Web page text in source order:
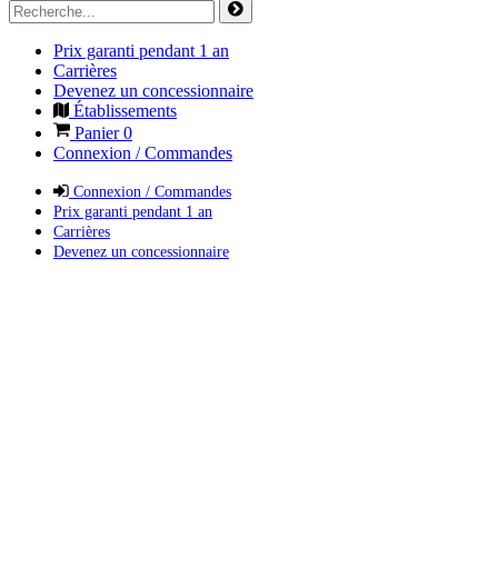
Prix garanti pendant 1 an
Carrières
Devenez un concessionnaire
Établissements
Panier0
Connexion / Commandes
Connexion / Commandes
Prix garanti pendant 1 an
Carrières
Devenez un concessionnaire